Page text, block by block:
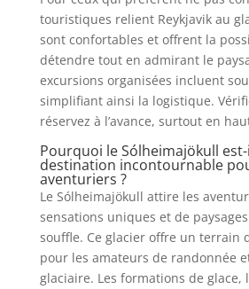
touristiques relient Reykjavik au
sont confortables et offrent la
détendre tout en admirant le
excursions organisées incluent
simplifiant ainsi la logistique.
réservez à l’avance, surtout en
Pourquoi le Sólheimajökull
destination incontournable
aventuriers ?
Le Sólheimajökull attire les
sensations uniques et de
souffle. Ce glacier offre un terrain
pour les amateurs de randonnée
glaciaire. Les formations de glace,